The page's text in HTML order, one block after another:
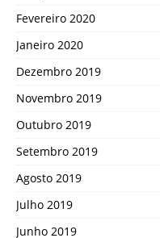
Fevereiro 2020
Janeiro 2020
Dezembro 2019
Novembro 2019
Outubro 2019
Setembro 2019
Agosto 2019
Julho 2019
Junho 2019